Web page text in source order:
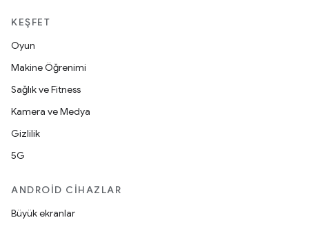
KEŞFET
Oyun
Makine Öğrenimi
Sağlık ve Fitness
Kamera ve Medya
Gizlilik
5G
ANDROID CIHAZLAR
Büyük ekranlar